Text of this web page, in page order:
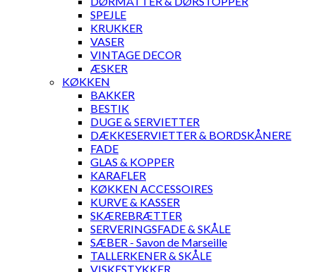
SPEJLE
KRUKKER
VASER
VINTAGE DECOR
ÆSKER
KØKKEN
BAKKER
BESTIK
DUGE & SERVIETTER
DÆKKESERVIETTER & BORDSKÅNERE
FADE
GLAS & KOPPER
KARAFLER
KØKKEN ACCESSOIRES
KURVE & KASSER
SKÆREBRÆTTER
SERVERINGSFADE & SKÅLE
SÆBER - Savon de Marseille
TALLERKENER & SKÅLE
VISKESTYKKER